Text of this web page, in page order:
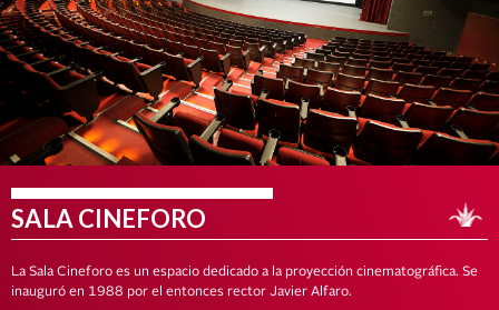
SALA CINEFORO
La Sala Cineforo es un espacio dedicado a la proyección cinematográfica. Se
inauguró en 1988 por el entonces rector Javier Alfaro.